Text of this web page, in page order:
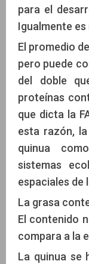
para el
Igualmente
El promedio
pero puede
del doble
proteínas
que dicta la
esta razón,
quinua
sistemas
espaciales de
La grasa
El contenido
compara a la
La quinua se